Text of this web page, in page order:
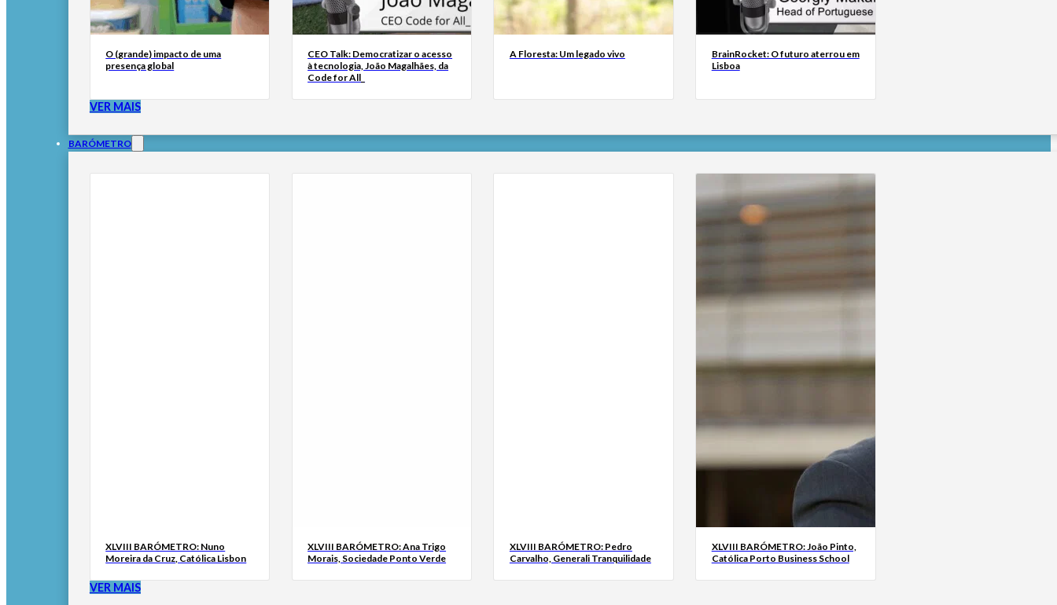
O (grande) impacto de uma
presença global
CEO Talk: Democratizar o acesso
à tecnologia, João Magalhães, da
Code for All_
A Floresta: Um legado vivo
BrainRocket: O futuro aterrou em
Lisboa
VER MAIS
BARÓMETRO
XLVIII BARÓMETRO: Nuno
Moreira da Cruz, Católica Lisbon
XLVIII BARÓMETRO: Ana Trigo
Morais, Sociedade Ponto Verde
XLVIII BARÓMETRO: Pedro
Carvalho, Generali Tranquilidade
XLVIII BARÓMETRO: João Pinto,
Católica Porto Business School
VER MAIS